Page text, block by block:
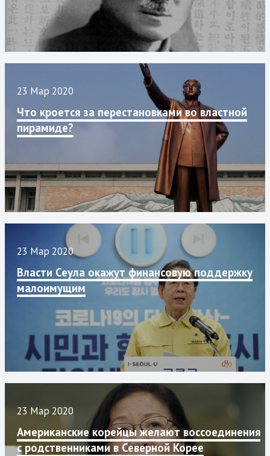
23 Мар 2020
Что кроется за перестановками во властной
пирамиде?
23 Мар 2020
Власти Сеула окажут финансовую поддержку
малоимущим
23 Мар 2020
Американские корейцы желают воссоединения
с родственниками в Северной Корее